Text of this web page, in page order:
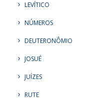
LEVÍTICO
NÚMEROS
DEUTERONÔMIO
JOSUÉ
JUÍZES
RUTE